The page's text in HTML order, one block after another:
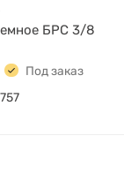
БРС 3/8
Под заказ